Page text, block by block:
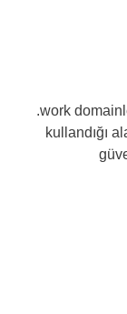
.work
kullandığı